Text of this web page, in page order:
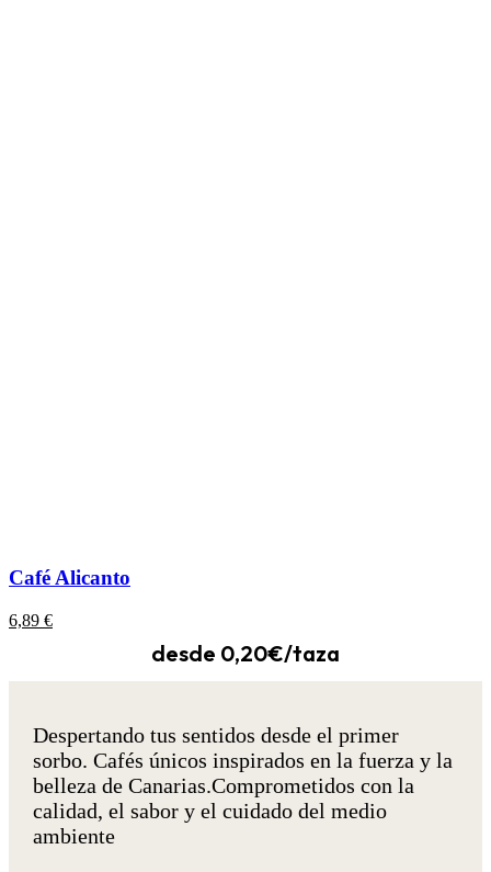
Café Alicanto
6,89 €
desde 0,20€/taza
Despertando tus sentidos desde el primer
sorbo. Cafés únicos inspirados en la fuerza y la
belleza de Canarias.Comprometidos con la
calidad, el sabor y el cuidado del medio
ambiente